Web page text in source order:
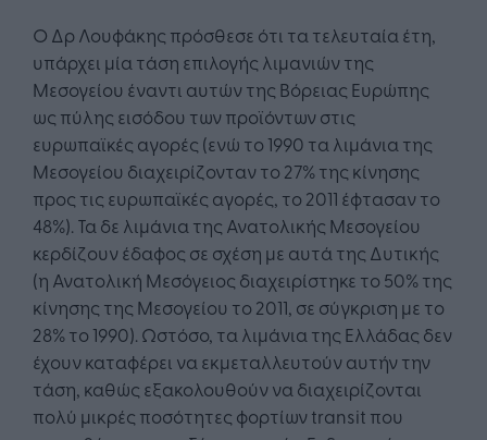
Ο Δρ Λουφάκης πρόσθεσε ότι τα τελευταία έτη,
υπάρχει μία τάση επιλογής λιμανιών της
Μεσογείου έναντι αυτών της Βόρειας Ευρώπης
ως πύλης εισόδου των προϊόντων στις
ευρωπαϊκές αγορές (ενώ το 1990 τα λιμάνια της
Μεσογείου διαχειρίζονταν το 27% της κίνησης
προς τις ευρωπαϊκές αγορές, το 2011 έφτασαν το
48%). Τα δε λιμάνια της Ανατολικής Μεσογείου
κερδίζουν έδαφος σε σχέση με αυτά της Δυτικής
(η Ανατολική Μεσόγειος διαχειρίστηκε το 50% της
κίνησης της Μεσογείου το 2011, σε σύγκριση με το
28% το 1990). Ωστόσο, τα λιμάνια της Ελλάδας δεν
έχουν καταφέρει να εκμεταλλευτούν αυτήν την
τάση, καθώς εξακολουθούν να διαχειρίζονται
πολύ μικρές ποσότητες φορτίων transit που